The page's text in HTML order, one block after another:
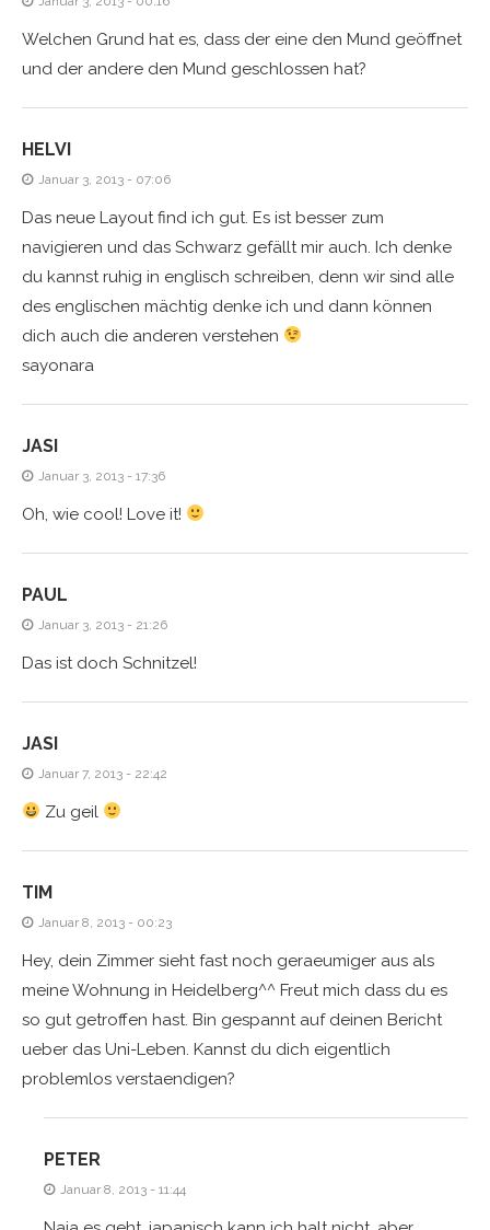
Welchen Grund hat es, dass der eine den Mund geöffnet
und der andere den Mund geschlossen hat?
HELVI
Januar 3, 2013 - 07:06
Das neue Layout find ich gut. Es ist besser zum
navigieren und das Schwarz gefällt mir auch. Ich denke
du kannst ruhig in englisch schreiben, denn wir sind alle
des englischen mächtig denke ich und dann können
dich auch die anderen verstehen
sayonara
JASI
Januar 3, 2013 - 17:36
Oh, wie cool! Love it!
PAUL
Januar 3, 2013 - 21:26
Das ist doch Schnitzel!
JASI
Januar 7, 2013 - 22:42
Zu geil
TIM
Januar 8, 2013 - 00:23
Hey, dein Zimmer sieht fast noch geraeumiger aus als
meine Wohnung in Heidelberg^^ Freut mich dass du es
so gut getroffen hast. Bin gespannt auf deinen Bericht
ueber das Uni-Leben. Kannst du dich eigentlich
problemlos verstaendigen?
PETER
Januar 8, 2013 - 11:44